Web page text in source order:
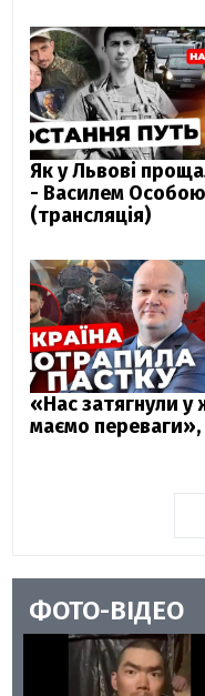
Як у Львові
- Василем Особою,
(трансляція)
«Нас затягнули у
маємо
ФОТО-ВІДЕО